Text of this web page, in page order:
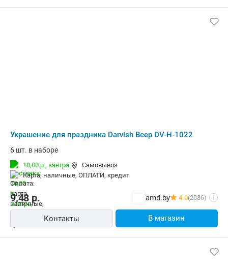
Украшение для праздника Darvish Веер DV-H-1022
6 шт. в наборе
10,00 р., завтра
Самовывоз
карта, наличные, ОПЛАТИ, кредит
9,48 р. amd.by 4.0(2086) i
Контакты В магазин